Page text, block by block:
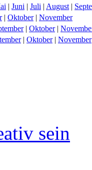
| Juni | Juli | August |
| Oktober| November
| Oktober|
| Oktober| November
sein